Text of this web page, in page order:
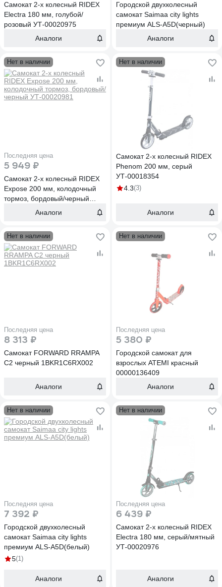
Самокат 2-х колесный RIDEX
Electra 180 мм, голубой/
розовый УТ-00020975
Аналоги
Городской двухколесный
самокат Saimaa city lights
премиум ALS-A5D(черный)
Аналоги
Нет в наличии
Последняя цена
5 949 ₽
Самокат 2-х колесный RIDEX
Expose 200 мм, колодочный
тормоз, бордовый/черный
УТ-00020981Аналоги
Нет в наличии
Самокат 2-х колесный RIDEX
Phenom 200 мм, серый
УТ-00018354
4.3(3)
Аналоги
Нет в наличии
Последняя цена
8 313 ₽
Самокат FORWARD RRAMPA
C2 черный 1BKR1C6RX002
Аналоги
Нет в наличии
Последняя цена
5 380 ₽
Городской самокат для
взрослых ATEMI красный
00000136409
Аналоги
Нет в наличии
Последняя цена
7 392 ₽
Городской двухколесный
самокат Saimaa city lights
премиум ALS-A5D(белый)
5(1)
Аналоги
Нет в наличии
Последняя цена
6 439 ₽
Самокат 2-х колесный RIDEX
Electra 180 мм, серый/мятный
УТ-00020976
Аналоги